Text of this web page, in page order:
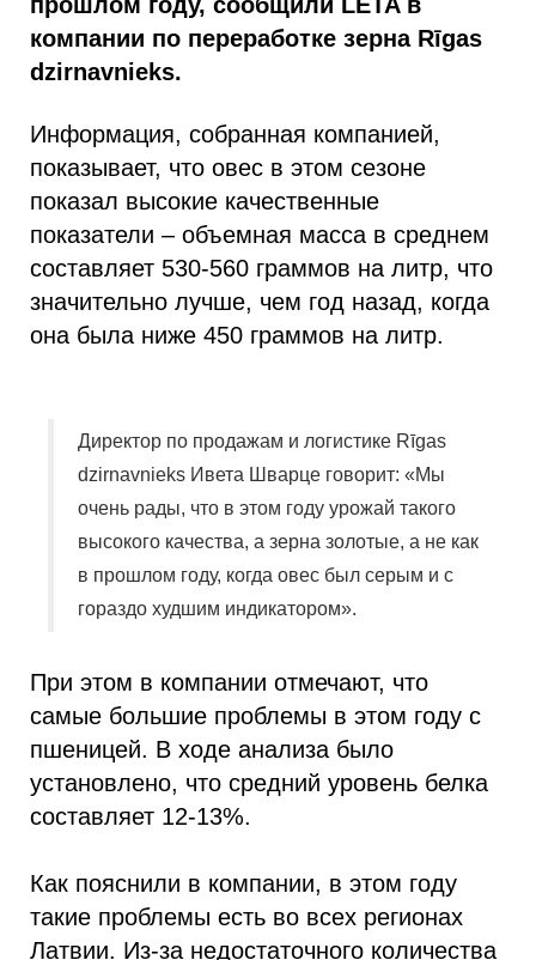
компании по переработке зерна Rīgas
dzirnavnieks.
Информация, собранная компанией,
показывает, что овес в этом сезоне
показал высокие качественные
показатели – объемная масса в среднем
составляет 530-560 граммов на литр, что
значительно лучше, чем год назад, когда
она была ниже 450 граммов на литр.
Директор по продажам и логистике Rīgas
dzirnavnieks Ивета Шварце говорит: «Мы
очень рады, что в этом году урожай такого
высокого качества, а зерна золотые, а не как
в прошлом году, когда овес был серым и с
гораздо худшим индикатором».
При этом в компании отмечают, что
самые большие проблемы в этом году с
пшеницей. В ходе анализа было
установлено, что средний уровень белка
составляет 12-13%.
Как пояснили в компании, в этом году
такие проблемы есть во всех регионах
Латвии. Из-за недостаточного количества